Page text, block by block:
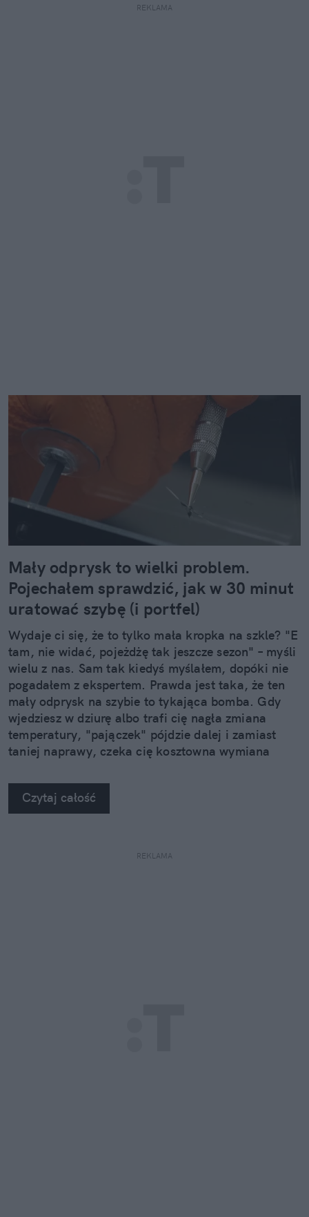
REKLAMA
Mały odprysk to wielki problem.
Pojechałem sprawdzić, jak w 30 minut
uratować szybę (i portfel)
Wydaje ci się, że to tylko mała kropka na szkle? "E
tam, nie widać, pojeżdżę tak jeszcze sezon" – myśli
wielu z nas. Sam tak kiedyś myślałem, dopóki nie
pogadałem z ekspertem. Prawda jest taka, że ten
mały odprysk na szybie to tykająca bomba. Gdy
wjedziesz w dziurę albo trafi cię nagła zmiana
temperatury, "pajączek" pójdzie dalej i zamiast
taniej naprawy, czeka cię kosztowna wymiana
na własne oczy zobaczyć, jak profesjonaliści radzą
sobie z takimi uszkodzeniami.
Czytaj całość
REKLAMA